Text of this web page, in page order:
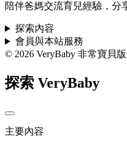
陪伴爸媽交流育兒經驗，分
探索內容
會員與本站服務
© 2026 VeryBaby 非常寶貝
探索 VeryBaby
主要內容